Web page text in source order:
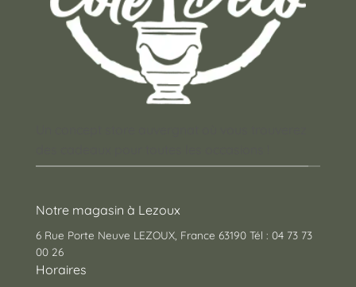
Notre magasin à Lezoux
6 Rue Porte Neuve LEZOUX, France 63190 Tél : 04 73 73
00 26
Horaires